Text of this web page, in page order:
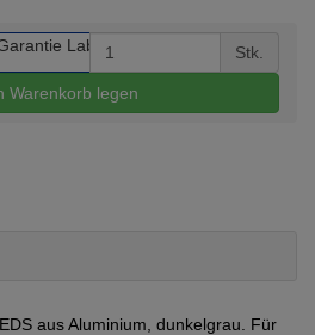
Stk.
Warenkorb legen
aus Aluminium, dunkelgrau. Für